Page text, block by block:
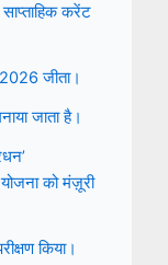
करेंट
जीता।
जाता है।
को मंज़ूरी
किया।